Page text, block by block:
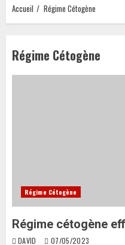
Accueil Régime Cétogène
Régime Cétogène
Régime Cétogène
Régime cétogène
DAVID 07/05/2023